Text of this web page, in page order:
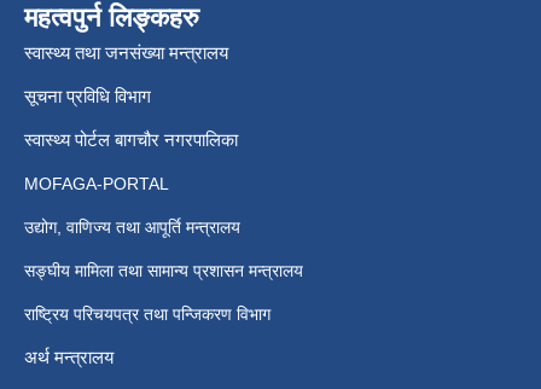
महत्वपुर्न लिङ्कहरु
स्वास्थ्य तथा जनसंख्या मन्त्रालय
सूचना प्रविधि विभाग
स्वास्थ्य पोर्टल बागचौर नगरपालिका
MOFAGA-PORTAL
उद्योग, वाणिज्य तथा आपूर्ति मन्त्रालय
सङ्घीय मामिला तथा सामान्य प्रशासन मन्त्रालय
राष्ट्रिय परिचयपत्र तथा पन्जिकरण विभाग
अर्थ मन्त्रालय